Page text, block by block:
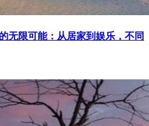
无限可能：从居家到娱乐，不同